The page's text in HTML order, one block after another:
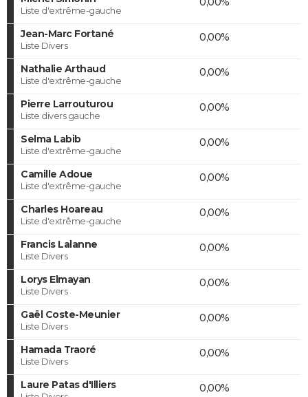
Liste d'extrême-gauche
Jean-Marc Fortané
Liste Divers
0,00%
Nathalie Arthaud
Liste d'extrême-gauche
0,00%
Pierre Larrouturou
Liste divers gauche
0,00%
Selma Labib
Liste d'extrême-gauche
0,00%
Camille Adoue
Liste d'extrême-gauche
0,00%
Charles Hoareau
Liste d'extrême-gauche
0,00%
Francis Lalanne
Liste Divers
0,00%
Lorys Elmayan
Liste Divers
0,00%
Gaël Coste-Meunier
Liste Divers
0,00%
Hamada Traoré
Liste Divers
0,00%
Laure Patas d'Illiers 0,00%